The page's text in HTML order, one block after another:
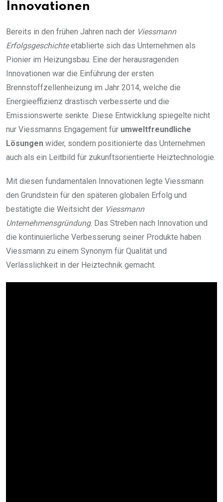
Innovationen
Bereits in den frühen Jahren nach der Viessmann
Erfolgsgeschichteetablierte sich das Unternehmen als
Pionier im Heizungsbau. Eine der herausragenden
Innovationen war die Einführung der ersten
Brennstoffzellenheizung im Jahr 2014, welche die
Energieeffizienz drastisch verbesserte und die
Emissionswerte senkte. Diese Entwicklung spiegelte nicht
nur Viessmanns Engagement für umweltfreundliche
Lösungen wider, sondern positionierte das Unternehmen
auch als ein Leitbild für zukunftsorientierte Heiztechnologie.
Mit diesen fundamentalen Innovationen legte Viessmann
den Grundstein für den späteren globalen Erfolg und
bestätigte die Weitsicht der Viessmann
Unternehmensgründung. Das Streben nach Innovation und
die kontinuierliche Verbesserung seiner Produkte haben
Viessmann zu einem Synonym für Qualität und
Verlässlichkeit in der Heiztechnik gemacht.